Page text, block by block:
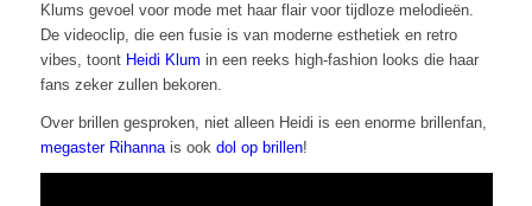
Klums gevoel voor mode met haar flair voor tijdloze melodieën.
De videoclip, die een fusie is van moderne esthetiek en retro
vibes, toont Heidi Klum in een reeks high-fashion looks die haar
fans zeker zullen bekoren.
Over brillen gesproken, niet alleen Heidi is een enorme brillenfan,
megaster Rihannais ook dol op brillen!